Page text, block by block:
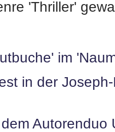
'Thriller'
im
in der